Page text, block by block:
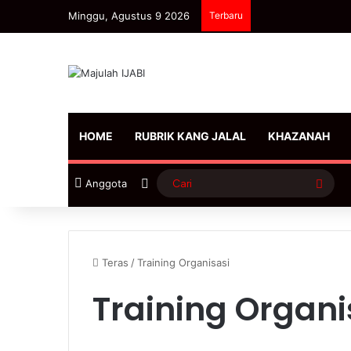
Minggu, Agustus 9 2026 Terbaru
HOME RUBRIK KANG JALAL KHAZANAH
Anggota Sidebar Cari
Teras /Training Organisasi
Training